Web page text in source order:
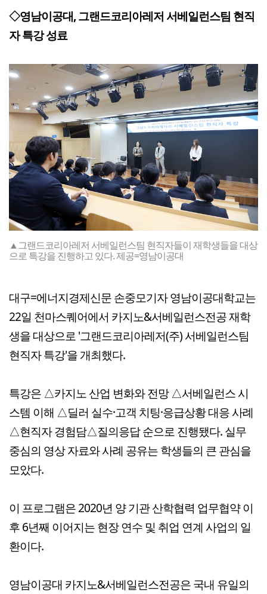
◇영남이공대, 그랜드코리아레저 서베일런스팀 현직
자 특강 성료
▲그랜드코리아레저 서베일런스팀 현직자들이 재학생들을 대상
으로 특강을 진행하고 있다. 제공=영남이공대
대구=에너지경제신문 손중모기자 영남이공대학교는
22일 천마스퀘어에서 카지노&서베일런스전공 재학
생을 대상으로 '그랜드코리아레저(주) 서베일런스팀
현직자 특강'을 개최했다.
특강은 △카지노 산업 변화와 전망 △서베일런스 시
스템 이해 △딜러 실수·고객 치팅·응급상황 대응 사례
△현직자 경험담△질의응답 순으로 진행됐다. 실무
중심의 영상 자료와 사례 공유는 학생들의 큰 관심을
모았다.
이 프로그램은 2020년 양 기관 산학협력 업무협약 이
후 6년째 이어지는 현장 연수 및 취업 연계 사업의 일
환이다.
영남이공대 카지노&서베일런스전공은 국내 유일의